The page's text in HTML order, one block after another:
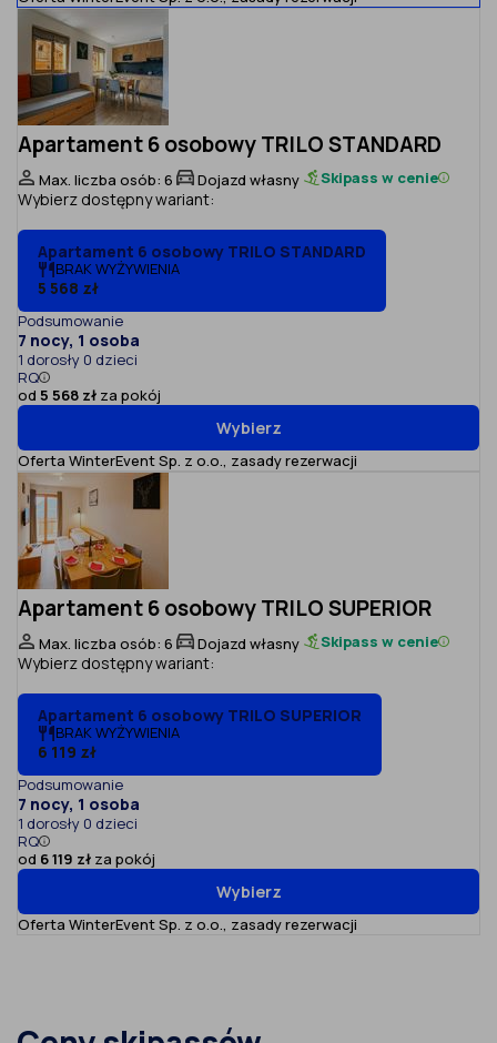
Apartament 6 osobowy TRILO STANDARD
Max. liczba osób: 6 Dojazd własny Skipass w cenie
Wybierz dostępny wariant:
Apartament 6 osobowy TRILO STANDARD
BRAK WYŻYWIENIA
5 568 zł
Podsumowanie
7 nocy, 1 osoba
1 dorosły 0 dzieci
RQ
od 5 568 zł za pokój
Wybierz
Oferta WinterEvent Sp. z o.o., zasady rezerwacji
Apartament 6 osobowy TRILO SUPERIOR
Max. liczba osób: 6 Dojazd własny Skipass w cenie
Wybierz dostępny wariant:
Apartament 6 osobowy TRILO SUPERIOR
BRAK WYŻYWIENIA
6 119 zł
Podsumowanie
7 nocy, 1 osoba
1 dorosły 0 dzieci
RQ
od 6 119 zł za pokój
Wybierz
Oferta WinterEvent Sp. z o.o., zasady rezerwacji